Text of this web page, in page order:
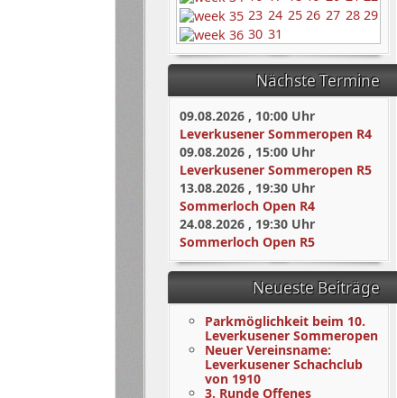
23 24 25 26 27 28 29
30 31
Nächste Termine
09.08.2026, 10:00Uhr
Leverkusener Sommeropen R4
09.08.2026, 15:00Uhr
Leverkusener Sommeropen R5
13.08.2026, 19:30Uhr
Sommerloch Open R4
24.08.2026, 19:30Uhr
Sommerloch Open R5
Neueste Beiträge
Parkmöglichkeit beim 10.
Leverkusener Sommeropen
Neuer Vereinsname:
Leverkusener Schachclub
von 1910
3. Runde Offenes